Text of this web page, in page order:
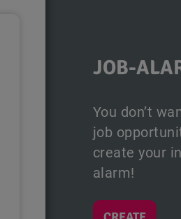
JOB-
You don’t
job
create your
alarm!
CREATE